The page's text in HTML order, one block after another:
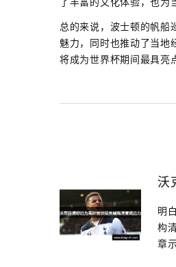
总的来说，波士顿的帆船
魅力，同时也推动了当地
将成为世界杯期间最具亮
沃
明
构
章